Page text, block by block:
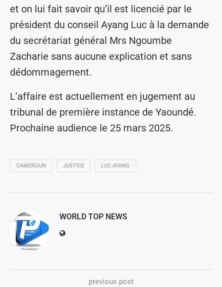
et on lui fait savoir qu’il est licencié par le
président du conseil Ayang Luc à la demande
du secrétariat général Mrs Ngoumbe
Zacharie sans aucune explication et sans
dédommagement.
L’affaire est actuellement en jugement au
tribunal de première instance de Yaoundé.
Prochaine audience le 25 mars 2025.
CAMEROUN JUSTICE LUC AYANG
WORLD TOP NEWS
previous post